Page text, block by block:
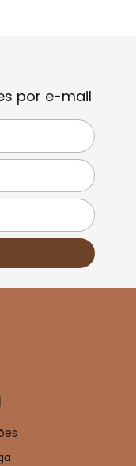
por e-mail